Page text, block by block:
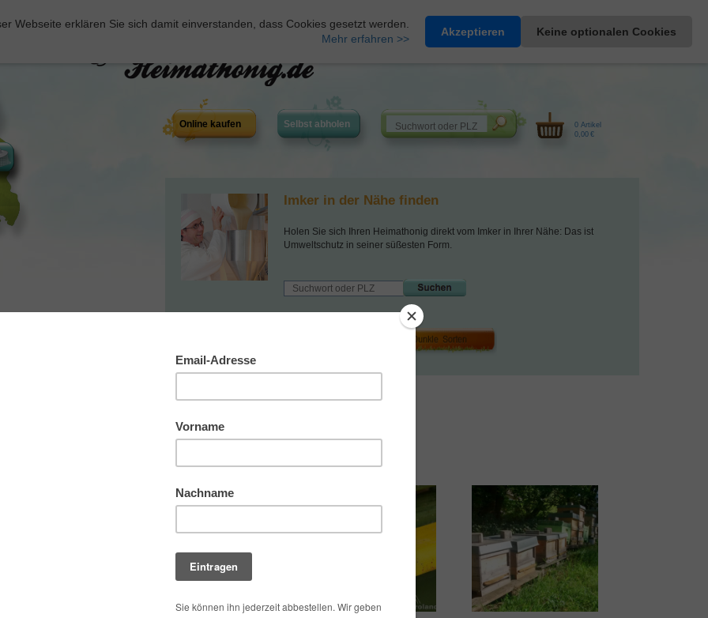
Heimathonig auf Facebook|Kunden-Login
Webseite erklären Sie sich damit einverstanden, dass Cookies gesetzt werden.
Mehr erfahren >>
Akzeptieren Keine optionalen Cookies
Online kaufen Selbst abholen
0 Artikel
0,00 €
Imker in der Nähe finden
Holen Sie sich Ihren Heimathonig direkt vom Imker in Ihrer Nähe: Das ist
Umweltschutz in seiner süßesten Form.
Wählen Sie Imker anhand der Farbe ihrer Honige: